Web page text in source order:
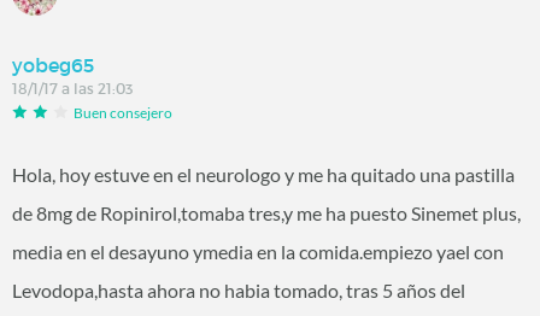
yobeg65
18/1/17 a las 21:03
Buen consejero
Hola, hoy estuve en el neurologo y me ha quitado una pastilla
de 8mg de Ropinirol,tomaba tres,y me ha puesto Sinemet plus,
media en el desayuno ymedia en la comida.empiezo yael con
Levodopa,hasta ahora no habia tomado, tras 5 años del